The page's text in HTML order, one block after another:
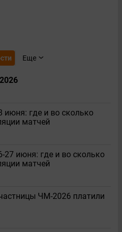
Еще
июня: где и во сколько
матчей
27 июня: где и во сколько
матчей
ЧМ-2026 платили